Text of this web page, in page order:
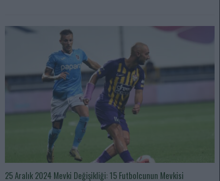
25 Aralık 2024 Mevki Değişikliği: 15 Futbolcunun Mevkisi